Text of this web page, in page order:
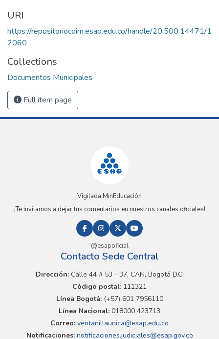
URI
https://repositoriocdim.esap.edu.co/handle/20.500.14471/1
2060
Collections
Documentos Municipales
Full item page
Vigilada MinEducación
¡Te invitamos a dejar tus comentarios en nuestros canales oficiales!
@esapoficial
Contacto Sede Central
Dirección:Calle 44 # 53 - 37, CAN, Bogotá D.C.
Código postal: 111321
Línea Bogotá:(+57) 601 7956110
Línea Nacional: 018000 423713
Correo: ventanillaunica@esap.edu.co
Notificaciones:notificaciones.judiciales@esap.gov.co